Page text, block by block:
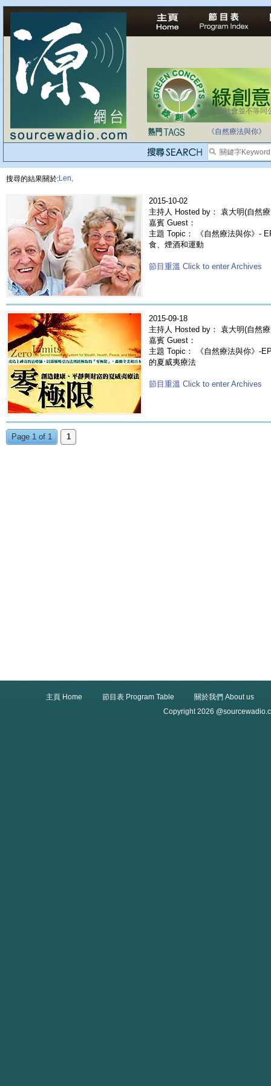
法治社會並不等同
自家教育合法化-
《自然療法與你》
搜尋的結果關於:Len,
2015-10-02
主持人 Hosted by： 袁大明(自然
嘉賓 Guest：
主題 Topic： 《自然療法與你》-
食、煙酒和運動
節目重溫 Click to enter Archives
2015-09-18
主持人 Hosted by： 袁大明(自然
嘉賓 Guest：
主題 Topic： 《自然療法與你》-
的夏威夷療法
節目重溫 Click to enter Archives
Page 1 of 1 1
主頁 Home 節目表 Program Table
關於我們 About us
Copyright 2026